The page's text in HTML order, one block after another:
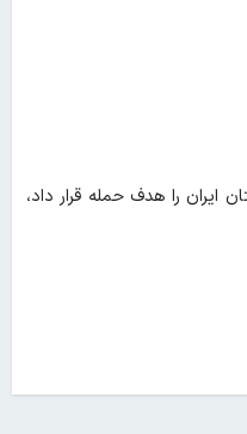
بود، آمریکا در روزهای ۱۷ و ۱۸ تیر ۱۴۰۵ پنج استان ایران را هدف حمله قرار داد،